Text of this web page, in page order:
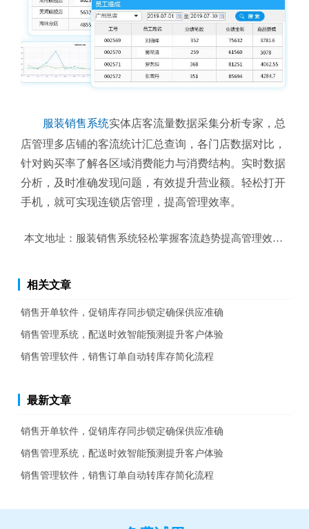
服装销售系统实体店客流量数据采集分析专家，总
店管理多店铺的客流统计汇总查询，各门店数据对比，
针对购买率了解各区域消费能力与消费结构。 实时数据
分析，及时准确发现问题，有效提升营业额。轻松打开
手机，就可实现连锁店管理，提高管理效率。
本文地址： 服装销售系统轻松掌握客流趋势提高管理效率？
相关文章
销售开单软件，促销库存同步锁定确保供应准确
销售管理系统，配送时效智能预测提升客户体验
销售管理软件，销售订单自动转库存简化流程
最新文章
销售开单软件，促销库存同步锁定确保供应准确
销售管理系统，配送时效智能预测提升客户体验
销售管理软件，销售订单自动转库存简化流程